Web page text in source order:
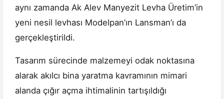
aynı zamanda Ak Alev Manyezit Levha Üretim’in
yeni nesil levhası Modelpan’ın Lansman’ı da
gerçekleştirildi.
Tasarım sürecinde malzemeyi odak noktasına
alarak akılcı bina yaratma kavramının mimari
alanda çığır açma ihtimalinin tartışıldığı